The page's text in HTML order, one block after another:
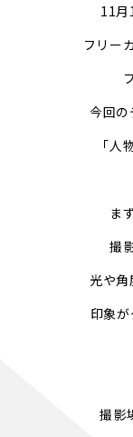
11月
フリー
今回の
「人
ま
撮
光や
印象
撮影